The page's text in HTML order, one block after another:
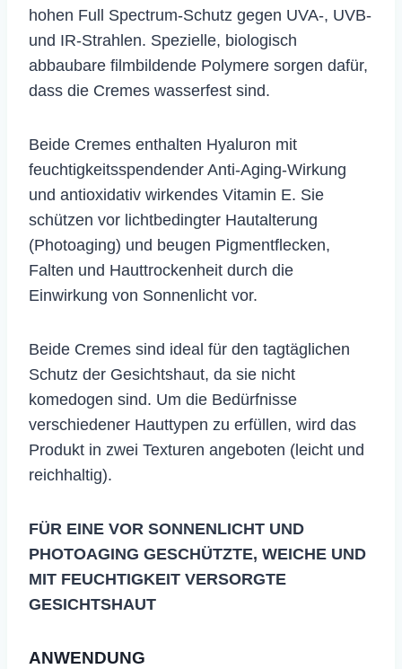
hohen Full Spectrum-Schutz gegen UVA-, UVB-
und IR-Strahlen. Spezielle, biologisch
abbaubare filmbildende Polymere sorgen dafür,
dass die Cremes wasserfest sind.
Beide Cremes enthalten Hyaluron mit
feuchtigkeitsspendender Anti-Aging-Wirkung
und antioxidativ wirkendes Vitamin E. Sie
schützen vor lichtbedingter Hautalterung
(Photoaging) und beugen Pigmentflecken,
Falten und Hauttrockenheit durch die
Einwirkung von Sonnenlicht vor.
Beide Cremes sind ideal für den tagtäglichen
Schutz der Gesichtshaut, da sie nicht
komedogen sind. Um die Bedürfnisse
verschiedener Hauttypen zu erfüllen, wird das
Produkt in zwei Texturen angeboten (leicht und
reichhaltig).
FÜR EINE VOR SONNENLICHT UND
PHOTOAGING GESCHÜTZTE, WEICHE UND
MIT FEUCHTIGKEIT VERSORGTE
GESICHTSHAUT
ANWENDUNG